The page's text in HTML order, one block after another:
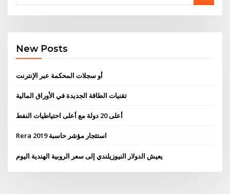
New Posts
أو سجلات المحكمة عبر الإنترنت
تقنيات الطاقة الجديدة في الأوراق المالية
أعلى 20 دولة مع أعلى احتياطيات النفط
Rera استئجار مؤشر حاسبة 2019
يعيش الدولار النيوزيلندي إلى سعر الروبية الهندية اليوم